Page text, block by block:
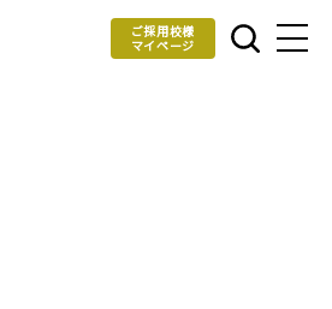
ご採用校様
マイページ